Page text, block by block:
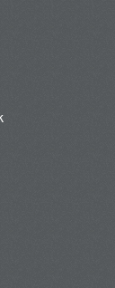
回佣計劃